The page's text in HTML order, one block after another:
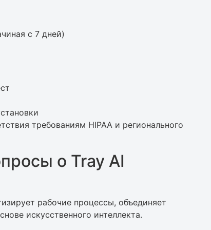
с 7 дней)
требованиям HIPAA и регионального
о Tray AI
рабочие процессы, объединяет
искусственного интеллекта.